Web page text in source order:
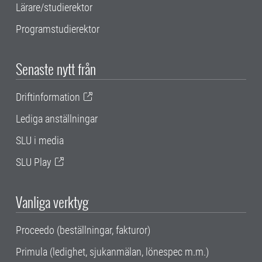
Lärare/studierektor
Programstudierektor
Senaste nytt från
Driftinformation
Lediga anställningar
SLU i media
SLU Play
Vanliga verktyg
Proceedo (beställningar, fakturor)
Primula (ledighet, sjukanmälan, lönespec m.m.)